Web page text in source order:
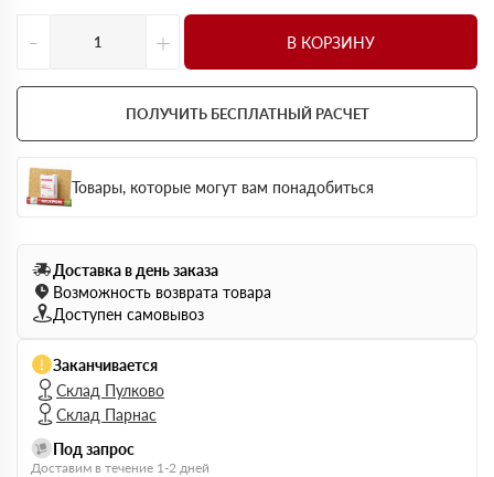
- + В КОРЗИНУ
ПОЛУЧИТЬ БЕСПЛАТНЫЙ РАСЧЕТ
Товары, которые могут вам понадобиться
Доставка в день заказа
Возможность возврата товара
Доступен самовывоз
Заканчивается
Склад Пулково
Склад Парнас
Под запрос
Доставим в течение 1-2 дней